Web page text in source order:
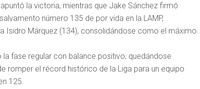
la victoria, mientras que Jake Sánchez firmó
número 135 de por vida en la LAMP,
Isidro Márquez (134), consolidándose como el máximo
fase regular con balance positivo, quedándose
romper el récord histórico de la Liga para un equipo
125.